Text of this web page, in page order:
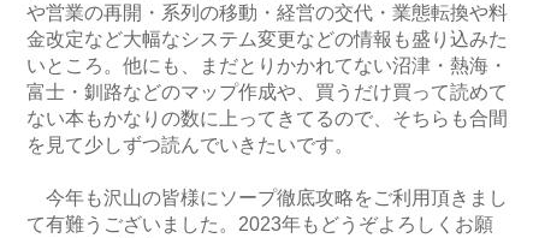
や営業の再開・系列の移動・経営の交代・業態転換や料
金改定など大幅なシステム変更などの情報も盛り込みた
いところ。他にも、まだとりかかれてない沼津・熱海・
富士・釧路などのマップ作成や、買うだけ買って読めて
ない本もかなりの数に上ってきてるので、そちらも合間
を見て少しずつ読んでいきたいです。
今年も沢山の皆様にソープ徹底攻略をご利用頂きまし
て有難うございました。2023年もどうぞよろしくお願